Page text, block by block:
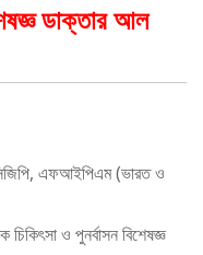
ডাক্তার আল
এফআইপিএম (ভারত ও
ও পুনর্বাসন বিশেষজ্ঞ